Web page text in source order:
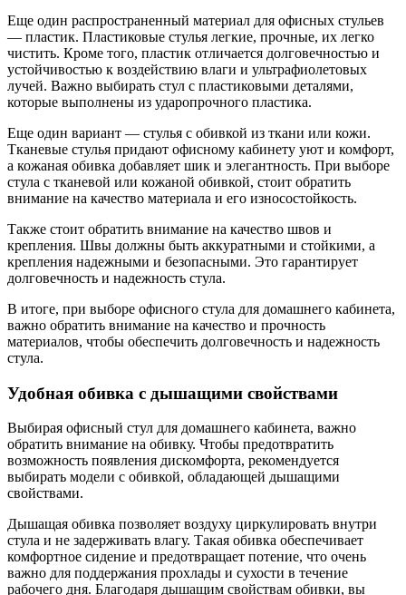
Еще один распространенный материал для офисных стульев
— пластик. Пластиковые стулья легкие, прочные, их легко
чистить. Кроме того, пластик отличается долговечностью и
устойчивостью к воздействию влаги и ультрафиолетовых
лучей. Важно выбирать стул с пластиковыми деталями,
которые выполнены из ударопрочного пластика.
Еще один вариант — стулья с обивкой из ткани или кожи.
Тканевые стулья придают офисному кабинету уют и комфорт,
а кожаная обивка добавляет шик и элегантность. При выборе
стула с тканевой или кожаной обивкой, стоит обратить
внимание на качество материала и его износостойкость.
Также стоит обратить внимание на качество швов и
крепления. Швы должны быть аккуратными и стойкими, а
крепления надежными и безопасными. Это гарантирует
долговечность и надежность стула.
В итоге, при выборе офисного стула для домашнего кабинета,
важно обратить внимание на качество и прочность
материалов, чтобы обеспечить долговечность и надежность
стула.
Удобная обивка с дышащими свойствами
Выбирая офисный стул для домашнего кабинета, важно
обратить внимание на обивку. Чтобы предотвратить
возможность появления дискомфорта, рекомендуется
выбирать модели с обивкой, обладающей дышащими
свойствами.
Дышащая обивка позволяет воздуху циркулировать внутри
стула и не задерживать влагу. Такая обивка обеспечивает
комфортное сидение и предотвращает потение, что очень
важно для поддержания прохлады и сухости в течение
рабочего дня. Благодаря дышащим свойствам обивки, вы